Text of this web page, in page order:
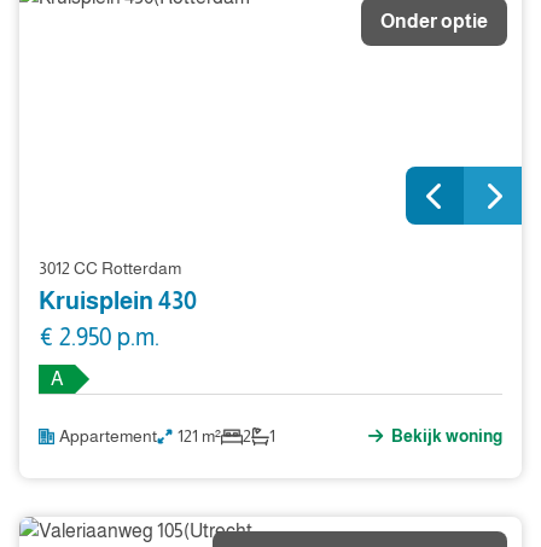
Onder optie
3012 CC Rotterdam
Kruisplein 430
€ 2.950 p.m.
A
Appartement 121 m² 2 1 Bekijk woning